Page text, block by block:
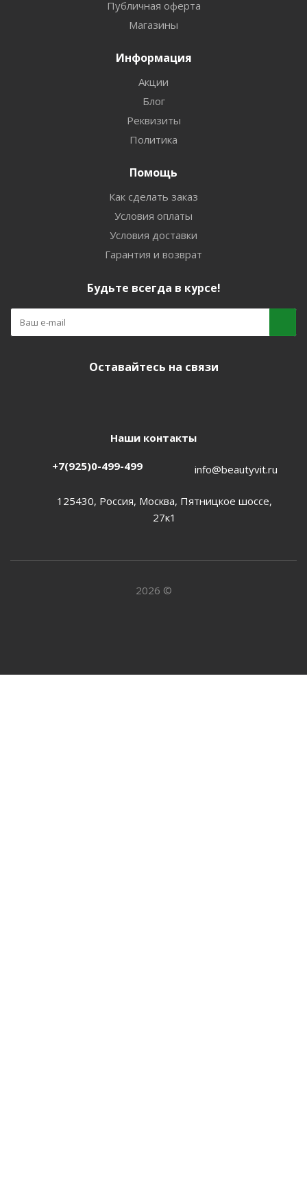
Публичная оферта
Магазины
Информация
Акции
Блог
Реквизиты
Политика
Помощь
Как сделать заказ
Условия оплаты
Условия доставки
Гарантия и возврат
Будьте всегда в курсе!
Оставайтесь на связи
Наши контакты
+7(925)0-499-499 info@beautyvit.ru
125430, Россия, Москва, Пятницкое шоссе,
27к1
2026 ©